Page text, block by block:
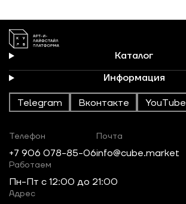
Каталог
Информация
Telegram Вконтакте YouTube
Телефон
+7 906 078-85-06
Почта
info@cube.market
Работаем
Пн-Пт c 12:00 до 21:00
Адрес